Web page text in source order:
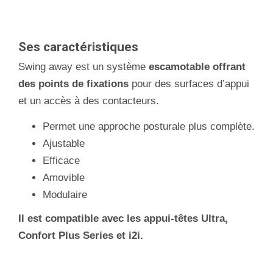
Ses caractéristiques
Swing away est un système escamotable offrant
des points de fixations pour des surfaces d’appui
et un accès à des contacteurs.
Permet une approche posturale plus complète.
Ajustable
Efficace
Amovible
Modulaire
Il est compatible avec les appui-têtes Ultra,
Confort Plus Series et i2i.